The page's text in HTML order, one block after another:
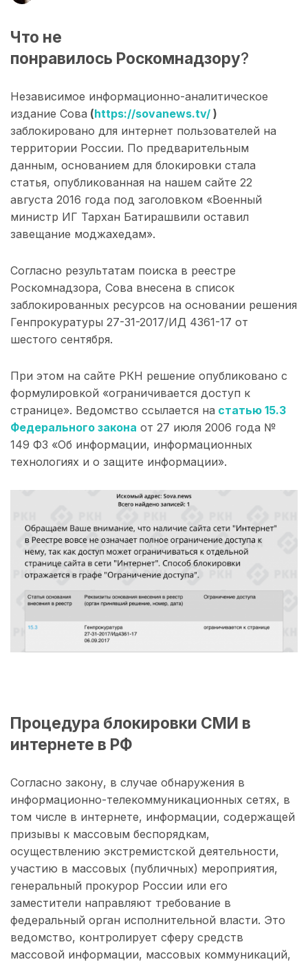
Что не
понравилось Роскомнадзору?
Независимое информационно-аналитическое
издание Сова (https://sovanews.tv/ )
заблокировано для интернет пользователей на
территории России. По предварительным
данным, основанием для блокировки стала
статья, опубликованная на нашем сайте 22
августа 2016 года под заголовком «Военный
министр ИГ Тархан Батирашвили оставил
завещание моджахедам».
Согласно результатам поиска в реестре
Роскомнадзора, Сова внесена в список
заблокированных ресурсов на основании решения
Генпрокуратуры 27-31-2017/ИД 4361-17 от
шестого сентября.
При этом на сайте РКН решение опубликовано с
формулировкой «ограничивается доступ к
странице». Ведомство ссылается на статью 15.3
Федерального закона от 27 июля 2006 года №
149 ФЗ «Об информации, информационных
технологиях и о защите информации».
Процедура блокировки СМИ в
интернете в РФ
Согласно закону, в случае обнаружения в
информационно-телекоммуникационных сетях, в
том числе в интернете, информации, содержащей
призывы к массовым беспорядкам,
осуществлению экстремистской деятельности,
участию в массовых (публичных) мероприятия,
генеральный прокурор России или его
заместители направляют требование в
федеральный орган исполнительной власти. Это
ведомство, контролирует сферу средств
массовой информации, массовых коммуникаций,